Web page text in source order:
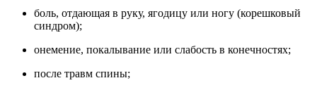
боль, отдающая в руку, ягодицу или ногу (корешковый
синдром);
онемение, покалывание или слабость в конечностях;
после травм спины;